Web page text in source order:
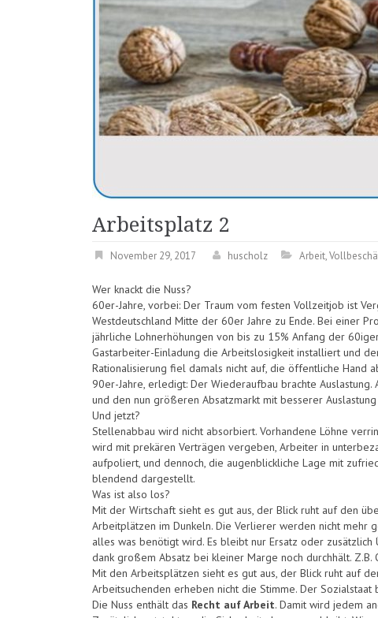
Arbeitsplatz 2
November 29, 2017 huscholz Arbeit,
Wer knackt die Nuss?
60er-Jahre, vorbei: Der Traum vom festen Vollzeitjob ist
Westdeutschland Mitte der 60er Jahre zu Ende. Bei einer
jährliche Lohnerhöhungen von bis zu 15% Anfang der
Gastarbeiter-Einladung die Arbeitslosigkeit installiert und
Rationalisierung fiel damals nicht auf, die öffentliche Hand
90er-Jahre, erledigt: Der Wiederaufbau brachte
und den nun größeren Absatzmarkt mit besserer
Und jetzt?
Stellenabbau wird nicht absorbiert. Vorhandene Löhne
wird mit prekären Verträgen vergeben, Arbeiter in
aufpoliert, und dennoch, die augenblickliche Lage mit
blendend dargestellt.
Was ist also los?
Mit der Wirtschaft sieht es gut aus, der Blick ruht auf den
Arbeitplätzen im Dunkeln. Die Verlierer werden nicht mehr
alles was benötigt wird. Es bleibt nur Ersatz oder
dank großem Absatz bei kleiner Marge noch durchhält. Z.B.
Mit den Arbeitsplätzen sieht es gut aus, der Blick ruht auf
Arbeitsuchenden erheben nicht die Stimme. Der Sozialstaat
Die Nuss enthält das Recht auf Arbeit. Damit wird jedem